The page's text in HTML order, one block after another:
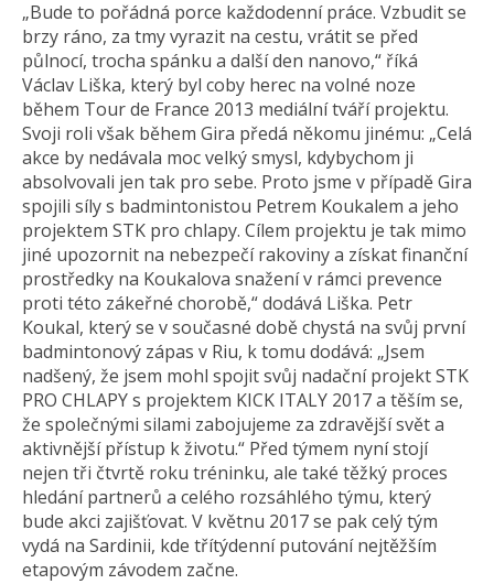
„Bude to pořádná porce každodenní práce. Vzbudit se
brzy ráno, za tmy vyrazit na cestu, vrátit se před
půlnocí, trocha spánku a další den nanovo,“ říká
Václav Liška, který byl coby herec na volné noze
během Tour de France 2013 mediální tváří projektu.
Svoji roli však během Gira předá někomu jinému: „Celá
akce by nedávala moc velký smysl, kdybychom ji
absolvovali jen tak pro sebe. Proto jsme v případě Gira
spojili síly s badmintonistou Petrem Koukalem a jeho
projektem STK pro chlapy. Cílem projektu je tak mimo
jiné upozornit na nebezpečí rakoviny a získat finanční
prostředky na Koukalova snažení v rámci prevence
proti této zákeřné chorobě,“ dodává Liška. Petr
Koukal, který se v současné době chystá na svůj první
badmintonový zápas v Riu, k tomu dodává: „Jsem
nadšený, že jsem mohl spojit svůj nadační projekt STK
PRO CHLAPY s projektem KICK ITALY 2017 a těším se,
že společnými silami zabojujeme za zdravější svět a
aktivnější přístup k životu.“ Před týmem nyní stojí
nejen tři čtvrtě roku tréninku, ale také těžký proces
hledání partnerů a celého rozsáhlého týmu, který
bude akci zajišťovat. V květnu 2017 se pak celý tým
vydá na Sardinii, kde třítýdenní putování nejtěžším
etapovým závodem začne.